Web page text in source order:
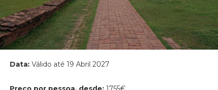
Data: Válido até 19 Abril 2027